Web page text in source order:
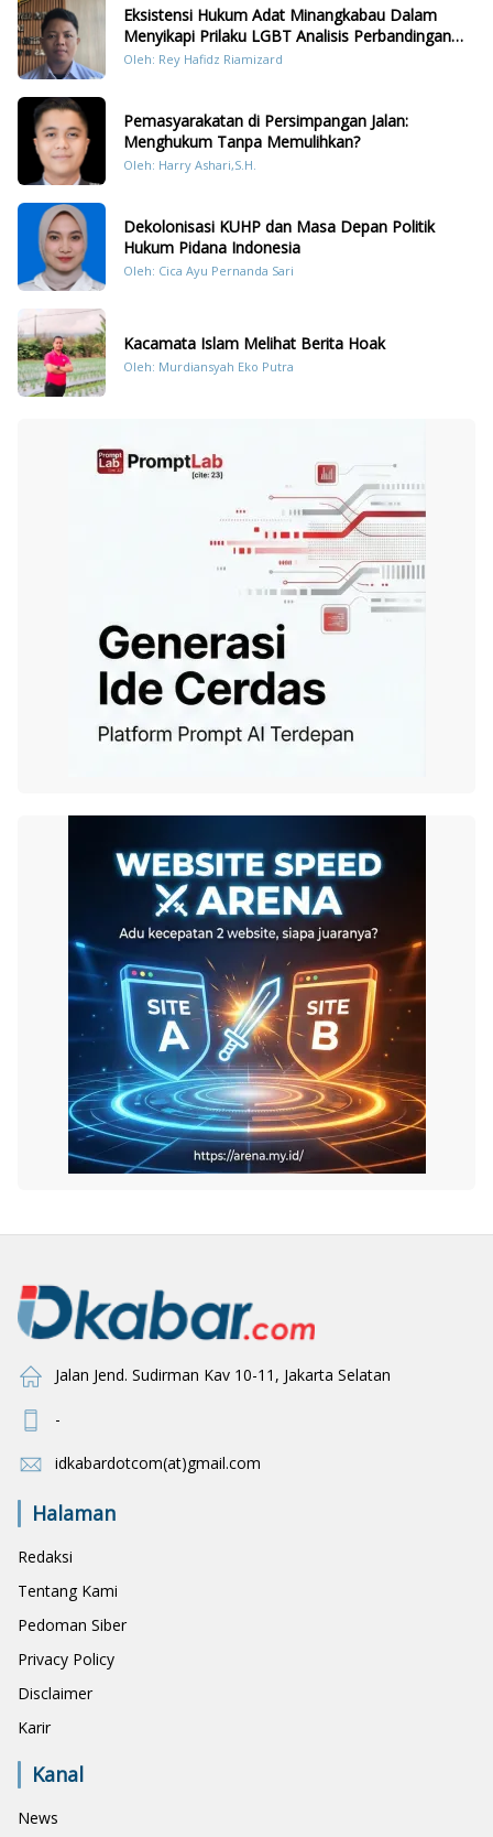
Eksistensi Hukum Adat Minangkabau Dalam
Menyikapi Prilaku LGBT Analisis Perbandingan
Dengan Hukum Pidana
Oleh: Rey Hafidz Riamizard
Pemasyarakatan di Persimpangan Jalan:
Menghukum Tanpa Memulihkan?
Oleh: Harry Ashari,S.H.
Dekolonisasi KUHP dan Masa Depan Politik
Hukum Pidana Indonesia
Oleh: Cica Ayu Pernanda Sari
Kacamata Islam Melihat Berita Hoak
Oleh: Murdiansyah Eko Putra
Jalan Jend. Sudirman Kav 10-11, Jakarta Selatan
-
idkabardotcom(at)gmail.com
Halaman
Redaksi
Tentang Kami
Pedoman Siber
Privacy Policy
Disclaimer
Karir
Kanal
News